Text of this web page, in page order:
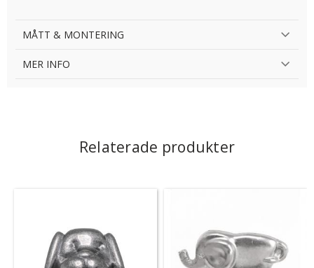
MÅTT & MONTERING
MER INFO
Relaterade produkter